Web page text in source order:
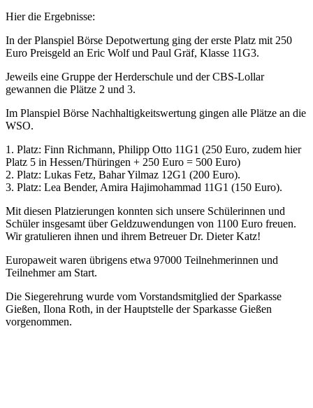
Hier die Ergebnisse:
In der Planspiel Börse Depotwertung ging der erste Platz mit 250
Euro Preisgeld an Eric Wolf und Paul Gräf, Klasse 11G3.
Jeweils eine Gruppe der Herderschule und der CBS-Lollar
gewannen die Plätze 2 und 3.
Im Planspiel Börse Nachhaltigkeitswertung gingen alle Plätze an die
WSO.
1. Platz: Finn Richmann, Philipp Otto 11G1 (250 Euro, zudem hier
Platz 5 in Hessen/Thüringen + 250 Euro = 500 Euro)
2. Platz: Lukas Fetz, Bahar Yilmaz 12G1 (200 Euro).
3. Platz: Lea Bender, Amira Hajimohammad 11G1 (150 Euro).
Mit diesen Platzierungen konnten sich unsere Schülerinnen und
Schüler insgesamt über Geldzuwendungen von 1100 Euro freuen.
Wir gratulieren ihnen und ihrem Betreuer Dr. Dieter Katz!
Europaweit waren übrigens etwa 97000 Teilnehmerinnen und
Teilnehmer am Start.
Die Siegerehrung wurde vom Vorstandsmitglied der Sparkasse
Gießen, Ilona Roth, in der Hauptstelle der Sparkasse Gießen
vorgenommen.